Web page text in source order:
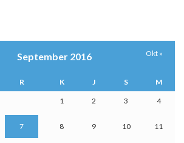
September 2016
R K J S M
1 2 3 4
7 8 9 10 11
Okt »